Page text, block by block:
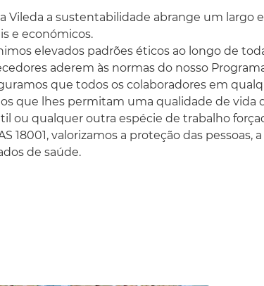
a Vileda a sustentabilidade abrange um largo
e económicos.
elevados padrões éticos ao longo de
aderem às normas do nosso
que todos os colaboradores em
que lhes permitam uma qualidade de vida
ou qualquer outra espécie de trabalho
18001, valorizamos a proteção das pessoas,
de saúde.